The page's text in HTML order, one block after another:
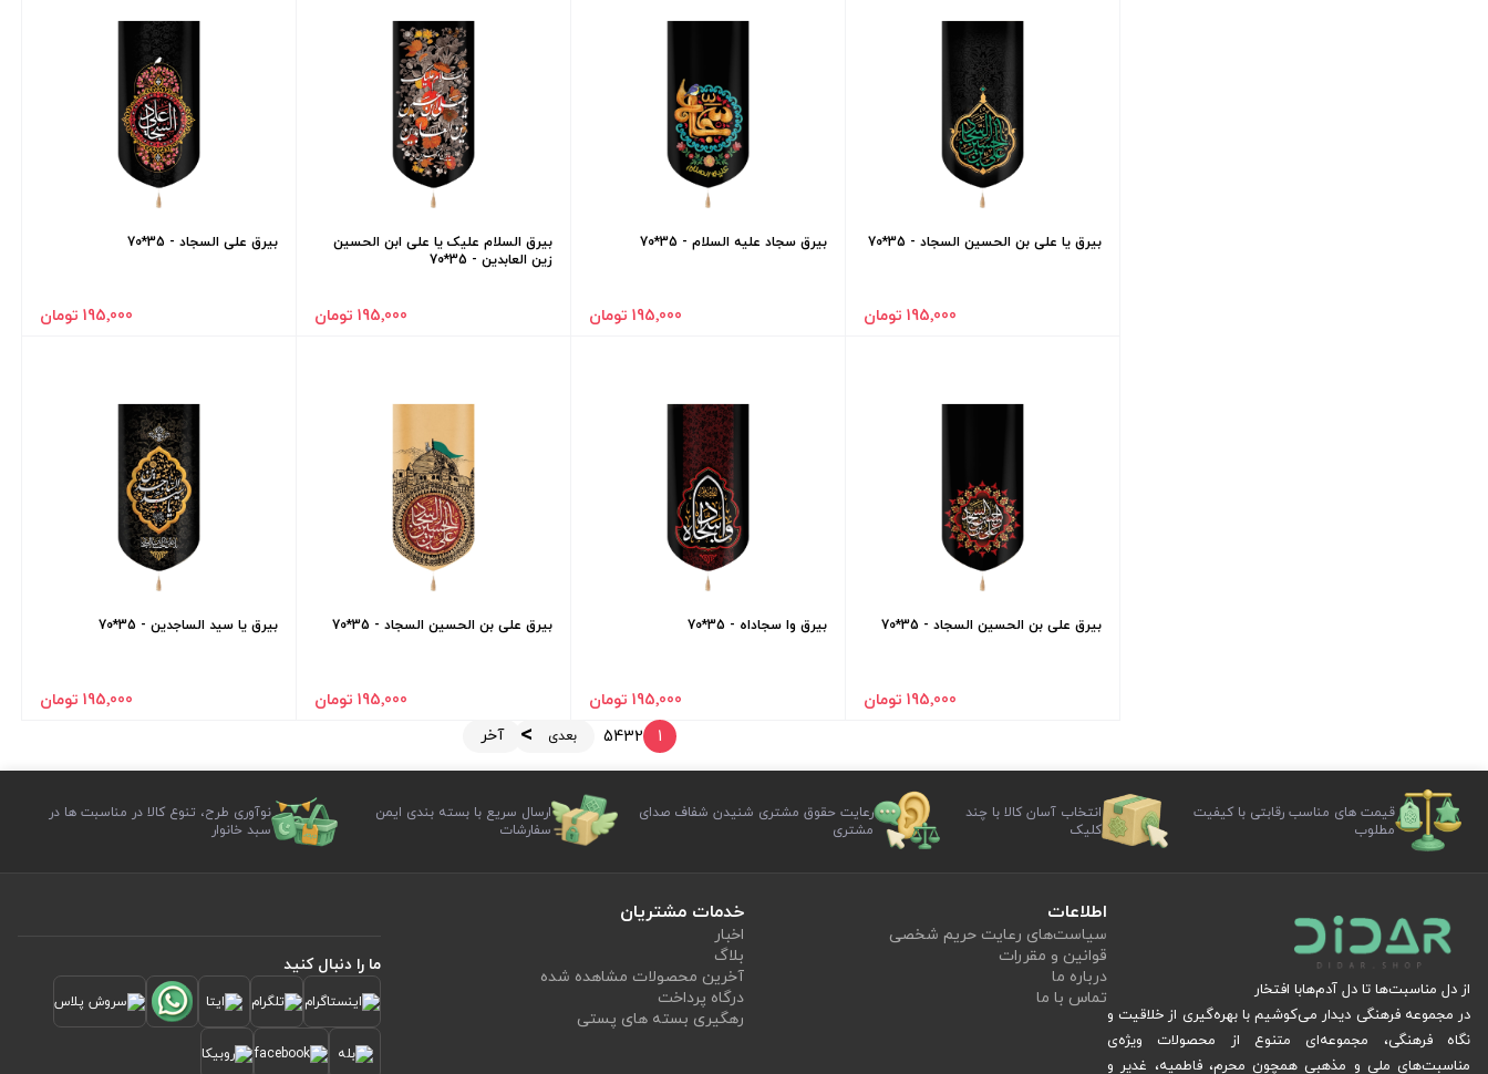
بیرق یا علی بن الحسین السجاد - 35*70
195٬000 تومان
بیرق سجاد علیه السلام - 35*70
195٬000 تومان
بیرق السلام علیک یا علی ابن الحسین
زین العابدین - 35*70
195٬000 تومان
بیرق علی السجاد - 35*70
195٬000 تومان
بیرق علی بن الحسین السجاد - 35*70
195٬000 تومان
بیرق وا سجاداه - 35*70
195٬000 تومان
بیرق علی بن الحسین السجاد - 35*70
195٬000 تومان
بیرق یا سید الساجدین - 35*70
195٬000 تومان
1
2
3
4
5 بعدی آخر
قیمت های مناسب رقابتی با کیفیت
مطلوب
انتخاب آسان کالا با چند
کلیک
رعایت حقوق مشتری شنیدن شفاف صدای
مشتری
ارسال سریع با بسته بندی ایمن
سفارشات
نوآوری طرح، تنوع کالا در مناسبت ها در
سبد خانوار
از دل مناسبت‌ها تا دل آدم‌هابا افتخار
در مجموعه فرهنگی دیدار می‌کوشیم با بهره‌گیری از خلاقیت و
نگاه فرهنگی، مجموعه‌ای متنوع از محصولات ویژه‌ی
مناسبت‌های ملی و مذهبی همچون محرم، فاطمیه، غدیر و
اطلاعات
سیاست‏‌های رعایت حریم شخصی
قوانین و مقررات
درباره ما
تماس با ما
خدمات مشتریان
اخبار
بلاگ
آخرین محصولات مشاهده شده
درگاه پرداخت
رهگیری بسته های پستی
ما را دنبال کنید